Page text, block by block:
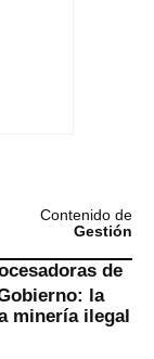
Contenido de
Gestión
de
la
minería ilegal